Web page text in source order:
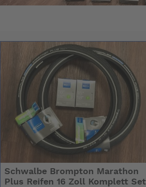
Schwalbe Brompton Marathon
Plus Reifen 16 Zoll Komplett Set